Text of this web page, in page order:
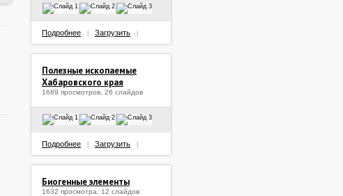
Подробнее Загрузить
Полезные ископаемые
Хабаровского края
1689 просмотров, 26 слайдов
Подробнее Загрузить
Биогенные элементы
1632 просмотра, 12 слайдов